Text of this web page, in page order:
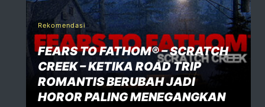
Rekomendasi
FEARS TO FATHOM® – SCRATCH
CREEK – KETIKA ROAD TRIP
ROMANTIS BERUBAH JADI
HOROR PALING MENEGANGKAN